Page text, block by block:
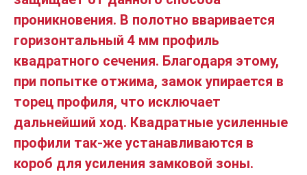
проникновения. В полотно вваривается
горизонтальный 4 мм профиль
квадратного сечения. Благодаря этому,
при попытке отжима, замок упирается в
торец профиля, что исключает
дальнейший ход. Квадратные усиленные
профили так-же устанавливаются в
короб для усиления замковой зоны.